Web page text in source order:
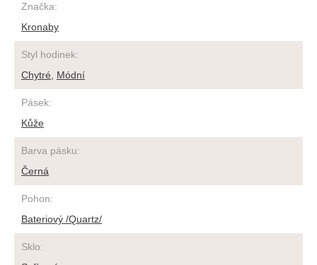
Značka:
Kronaby
Styl hodinek:
Chytré
Módní
Pásek:
Kůže
Barva pásku:
Černá
Pohon:
Bateriový /Quartz/
Sklo: